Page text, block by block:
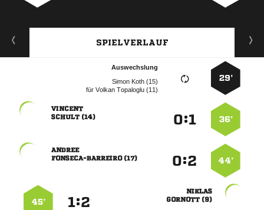
SPIELVERLAUF
29’
Auswechslung
  
für  
36’
:

 
44’
:

 

 
:
45’